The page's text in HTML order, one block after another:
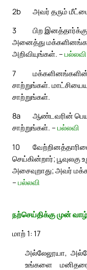
2b
அவர் தரும்
3
பிற
அனைத்து
அறிவியுங்கள். – பல்லவி
7
சாற்றுங்கள்.
சாற்றுங்கள்.
8a
ஆண்டவரின்
சாற்றுங்கள். – பல்லவி
10
செய்கின்றார்; பூவுலகு
அசைவுறாது; அவர்
– பல்லவி
நற்செய்திக்கு முன்
மாற் 1: 17
அல்லேலூயா,
உங்களை